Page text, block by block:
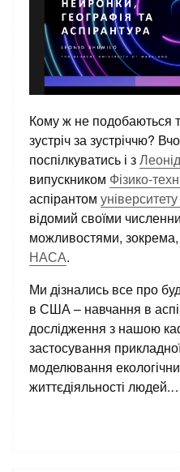
Кому ж не подобаються
зустріч за зустріччю?
поспілкуватись і з
випускником Фізико-
аспірантом
відомий своїми
можливостями, зокрема,
НАСА.
Ми дізнались все про
в США – навчання в
дослідження з нашою
застосування
моделювання
життєдіяльності людей.